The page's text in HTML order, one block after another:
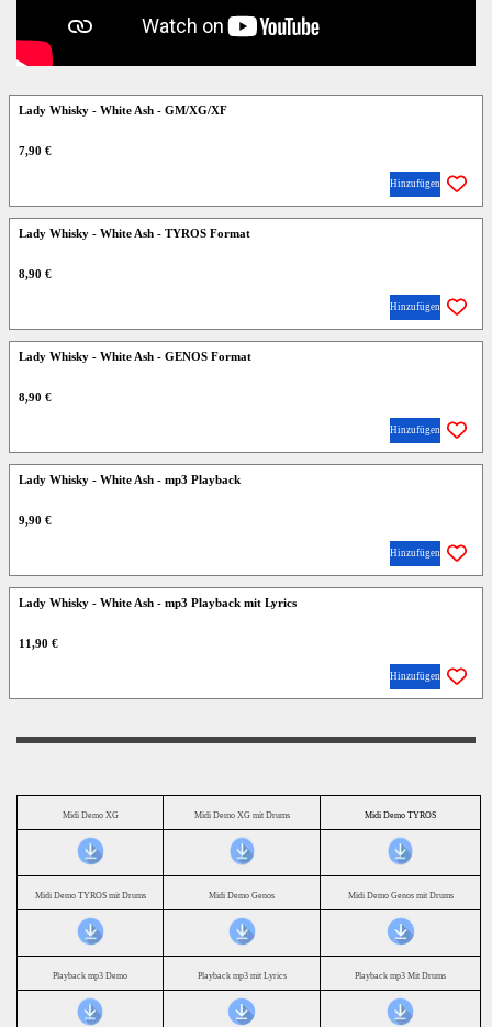
Lady Whisky - White Ash - GM/XG/XF
7,90 €
Hinzufügen
Lady Whisky - White Ash - TYROS Format
8,90 €
Hinzufügen
Lady Whisky - White Ash - GENOS Format
8,90 €
Hinzufügen
Lady Whisky - White Ash - mp3 Playback
9,90 €
Hinzufügen
Lady Whisky - White Ash - mp3 Playback mit Lyrics
11,90 €
Hinzufügen
Midi Demo XG Midi Demo XG mit Drums Midi Demo TYROS
Midi Demo TYROS mit Drums Midi Demo Genos Midi Demo Genos mit Drums
Playback mp3 Demo Playback mp3 mit Lyrics Playback mp3 Mit Drums